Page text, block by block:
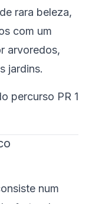
rara beleza,
com um
arvoredos,
jardins.
percurso PR 1
num